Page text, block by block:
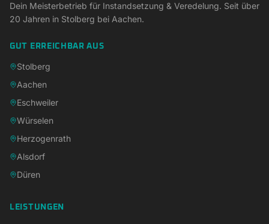
Dein Meisterbetrieb für Instandsetzung & Veredelung. Seit über
20 Jahren in Stolberg bei Aachen.
GUT ERREICHBAR AUS
Stolberg
Aachen
Eschweiler
Würselen
Herzogenrath
Alsdorf
Düren
LEISTUNGEN